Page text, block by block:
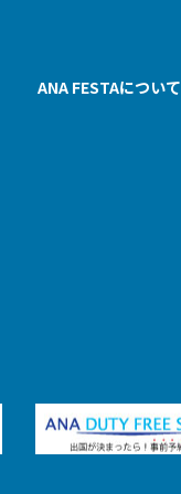
ANA FESTAについて